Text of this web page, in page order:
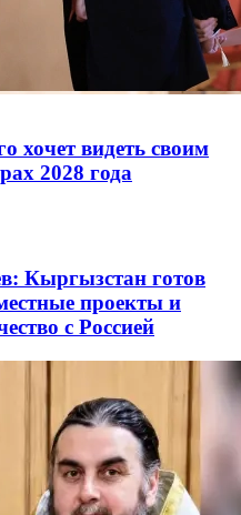
хочет видеть своим
2028 года
Кыргызстан готов
проекты и
с Россией